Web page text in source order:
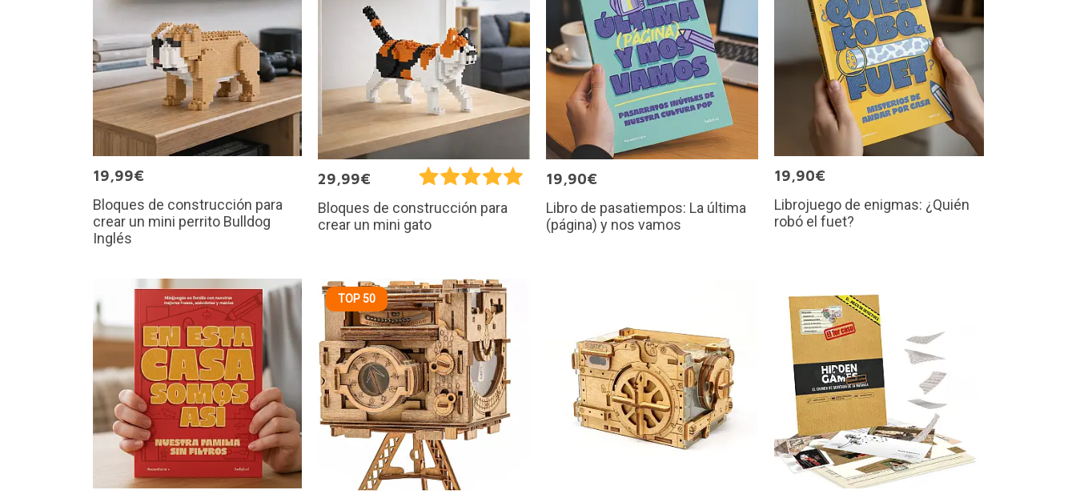
19,99€
Bloques de construcción para
crear un mini perrito Bulldog
Inglés
29,99€
Bloques de construcción para
crear un mini gato
19,90€
Libro de pasatiempos: La última
(página) y nos vamos
19,90€
Librojuego de enigmas: ¿Quién
robó el fuet?
TOP 50